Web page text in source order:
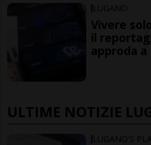
LUGANO
Vivere
il
approda a
ULTIME NOTIZIE
LUGANO'S